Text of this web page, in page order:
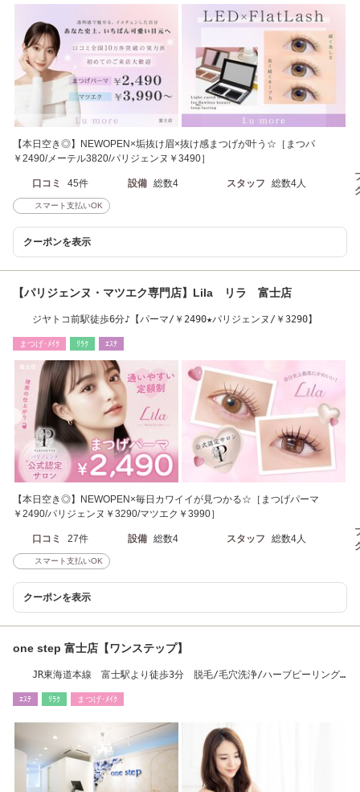
【本日空き◎】NEWOPEN×垢抜け眉×抜け感まつげが叶う☆［まつパ
￥2490/メーテル3820/パリジェンヌ￥3490］
口コミ 45件 設備 総数4 スタッフ 総数4人
スマート支払いOK
クーポンを表示
【パリジェンヌ・マツエク専門店】Lila リラ 富士店
ジヤトコ前駅徒歩6分♪【パーマ/￥2490★パリジェンヌ/￥3290】
まつげ･ﾒｲｸ ﾘﾗｸ ｴｽﾃ
【本日空き◎】NEWOPEN×毎日カワイイが見つかる☆［まつげパーマ
￥2490/パリジェンヌ￥3290/マツエク￥3990］
口コミ 27件 設備 総数4 スタッフ 総数4人
スマート支払いOK
クーポンを表示
one step 富士店【ワンステップ】
JR東海道本線 富士駅より徒歩3分 脱毛/毛穴洗浄/ハーブピーリング/
ｴｽﾃ ﾘﾗｸ まつげ･ﾒｲｸ